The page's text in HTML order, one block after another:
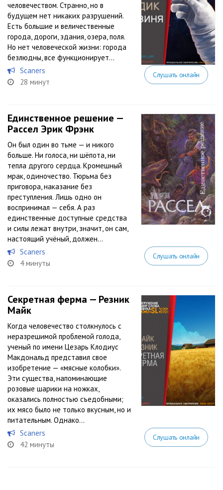
человечеством. Странно, но в
будущем нет никаких разрушений.
Есть большие и величественные
города, дороги, здания, озера, поля.
Но нет человеческой жизни: города
безлюдны, все функционирует...
Scaners
28 минут
Слушать онлайн
Единственное решение —
Рассел Эрик Фрэнк
Он был один во тьме — и никого
больше. Ни голоса, ни шёпота, ни
тепла другого сердца. Кромешный
мрак, одиночество. Тюрьма без
приговора, наказание без
преступления. Лишь одно он
воспринимал — себя. А раз
единственные доступные средства
и силы лежат внутри, значит, он сам,
настоящий учёный, должен...
Scaners
4 минуты
Слушать онлайн
Секретная ферма — Резник
Майк
Когда человечество столкнулось с
неразрешимой проблемой голода,
ученый по имени Цезарь Клодиус
Макдональд представил свое
изобретение — «мясные колобки».
Эти существа, напоминающие
розовые шарики на ножках,
оказались полностью съедобными;
их мясо было не только вкусным, но и
питательным. Однако...
Scaners
42 минуты
Слушать онлайн